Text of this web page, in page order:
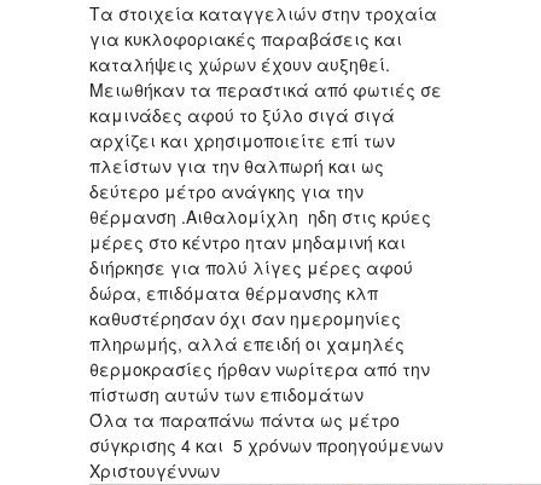
Τα στοιχεία καταγγελιών στην τροχαία
για κυκλοφοριακές παραβάσεις και
καταλήψεις χώρων έχουν αυξηθεί.
Μειωθήκαν τα περαστικά από φωτιές σε
καμινάδες αφού το ξύλο σιγά σιγά
αρχίζει και χρησιμοποιείτε επί των
πλείστων για την θαλπωρή και ως
δεύτερο μέτρο ανάγκης για την
θέρμανση .Αιθαλομίχλη ηδη στις κρύες
μέρες στο κέντρο ηταν μηδαμινή και
διήρκησε για πολύ λίγες μέρες αφού
δώρα, επιδόματα θέρμανσης κλπ
καθυστέρησαν όχι σαν ημερομηνίες
πληρωμής, αλλά επειδή οι χαμηλές
θερμοκρασίες ήρθαν νωρίτερα από την
πίστωση αυτών των επιδομάτων
Όλα τα παραπάνω πάντα ως μέτρο
σύγκρισης 4 και 5 χρόνων προηγούμενων
Χριστουγέννων